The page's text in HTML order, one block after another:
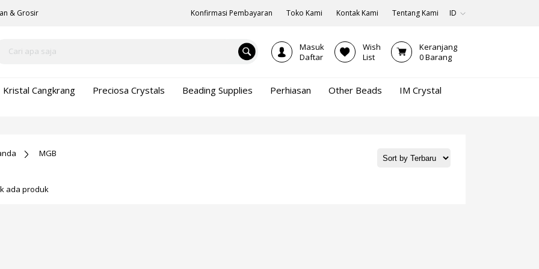
& Grosir Konfirmasi Pembayaran Toko Kami Kontak Kami Tentang Kami ID
Masuk
Daftar
Wish
List
Keranjang
0Barang
Kristal Cangkrang Preciosa Crystals Beading Supplies Perhiasan Other Beads IM Crystal
MGB
ada produk